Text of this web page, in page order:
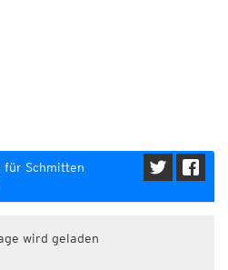
für Schmitten
wird geladen